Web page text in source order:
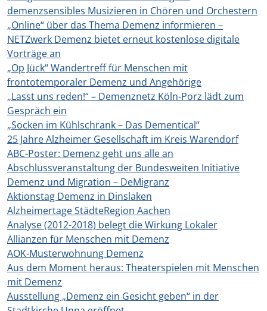
demenzsensibles Musizieren in Chören und Orchestern
„Online“ über das Thema Demenz informieren –
NETZwerk Demenz bietet erneut kostenlose digitale
Vorträge an
„Op Jück“ Wandertreff für Menschen mit
frontotemporaler Demenz und Angehörige
„Lasst uns reden!“ – Demenznetz Köln-Porz lädt zum
Gespräch ein
„Socken im Kühlschrank – Das Dementical“
25 Jahre Alzheimer Gesellschaft im Kreis Warendorf
ABC-Poster: Demenz geht uns alle an
Abschlussveranstaltung der Bundesweiten Initiative
Demenz und Migration – DeMigranz
Aktionstag Demenz in Dinslaken
Alzheimertage StädteRegion Aachen
Analyse (2012-2018) belegt die Wirkung Lokaler
Allianzen für Menschen mit Demenz
AOK-Musterwohnung Demenz
Aus dem Moment heraus: Theaterspielen mit Menschen
mit Demenz
Ausstellung „Demenz ein Gesicht geben“ in der